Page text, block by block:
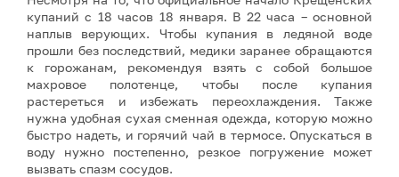
купаний с 18 часов 18 января. В 22 часа – основной
наплыв верующих. Чтобы купания в ледяной воде
прошли без последствий, медики заранее обращаются
к горожанам, рекомендуя взять с собой большое
махровое полотенце, чтобы после купания
растереться и избежать переохлаждения. Также
нужна удобная сухая сменная одежда, которую можно
быстро надеть, и горячий чай в термосе. Опускаться в
воду нужно постепенно, резкое погружение может
вызвать спазм сосудов.